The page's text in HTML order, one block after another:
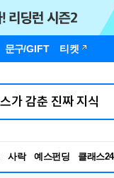
문구/GIFT 티켓
사락 예스펀딩 클래스24